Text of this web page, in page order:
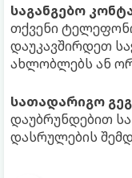
საგანგებო
თქვენი
დაუკავშირდეთ
ახლობლებს ან
სათადარიგო
დაუბრუნდებით
დასრულების